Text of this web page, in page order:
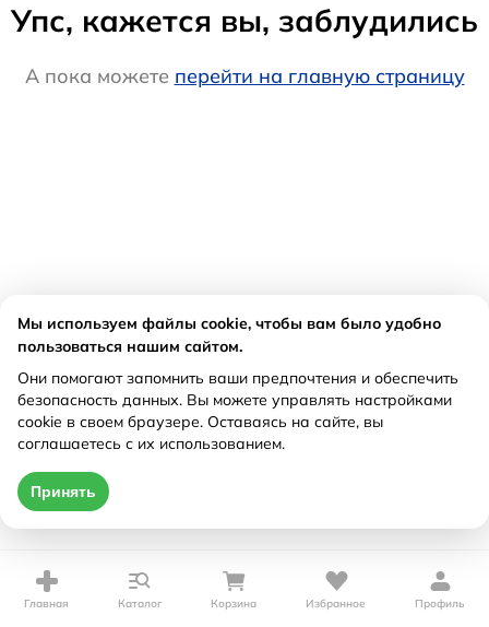
Упс, кажется вы, заблудились
А пока можете перейти на главную страницу
Главная Каталог Корзина Избранное Профиль
Мы используем файлы cookie, чтобы вам было удобно
пользоваться нашим сайтом.
Они помогают запомнить ваши предпочтения и обеспечить
безопасность данных. Вы можете управлять настройками
cookie в своем браузере. Оставаясь на сайте, вы
соглашаетесь с их использованием.
Принять